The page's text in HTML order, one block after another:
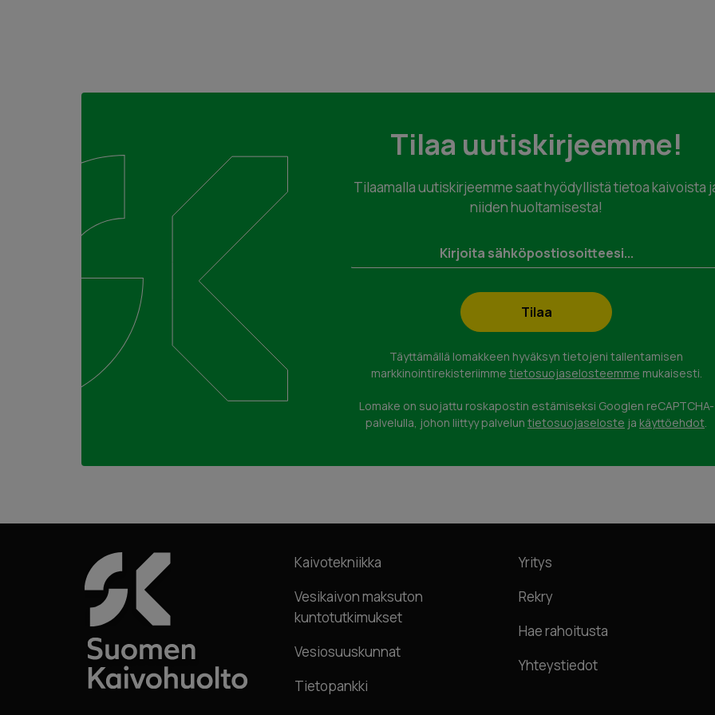
Tilaa uutiskirjeemme!
Tilaamalla uutiskirjeemme saat hyödyllistä tietoa kaivoista
niiden huoltamisesta!
Täyttämällä lomakkeen hyväksyn tietojeni tallentamisen
markkinointirekisteriimme tietosuojaselosteemme mukaisesti.
Lomake on suojattu roskapostin estämiseksi Googlen reCAPTCHA-
palvelulla, johon liittyy palvelun tietosuojaseloste ja käyttöehdot
Kaivotekniikka
Vesikaivon maksuton
kuntotutkimukset
Vesiosuuskunnat
Tietopankki
Yritys
Rekry
Hae rahoitusta
Yhteystiedot
Tilaa maksuton kuntotarkastus tai
jätä yhteydenottopyyntö
Täytä alla oleva lomake ja me otamme sinuun yhteyttä.